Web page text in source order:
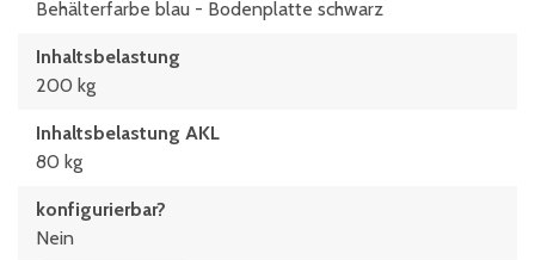
Behälterfarbe blau - Bodenplatte schwarz
Inhaltsbelastung
200 kg
Inhaltsbelastung AKL
80 kg
konfigurierbar?
Nein